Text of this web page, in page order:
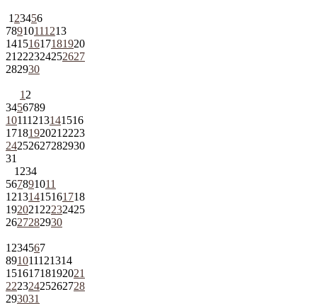
1 23456
78910111213
14151617181920
21 222324252627
282930
1 2
3456789
10111213141516
1718192021 2223
24252627282930
31
1 234
567891011
12131415161718
192021 22232425
2627282930
1 234567
891011121314
15161718192021
22232425262728
293031